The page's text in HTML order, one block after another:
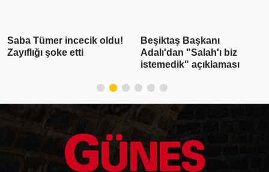
Saba Tümer incecik oldu!
Zayıflığı şoke etti
Beşiktaş Başkanı
Adalı'dan "Salah'ı biz
istemedik" açıklaması